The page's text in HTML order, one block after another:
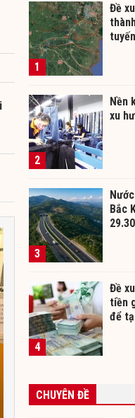
1
Đề
2
Nền
xu
3
Bắc
4
Đề
tiền
để
CHUYÊN ĐỀ